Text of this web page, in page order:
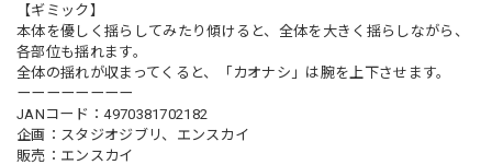
【ギミック】
本体を優しく揺らしてみたり傾けると、全体を大きく揺らしながら、
各部位も揺れます。
全体の揺れが収まってくると、「カオナシ」は腕を上下させます。
ーーーーーーーー
JANコード：4970381702182
企画：スタジオジブリ、エンスカイ
販売：エンスカイ